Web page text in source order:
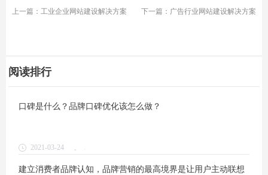
上一篇：工业企业网站建设解决方案 下一篇：广告行业网站建设解决方案
阅读排行
口碑是什么？品牌口碑优化该怎么做？
2021-03-24
建立消费者品牌认知，品牌营销的最高境界是让用户主动联想